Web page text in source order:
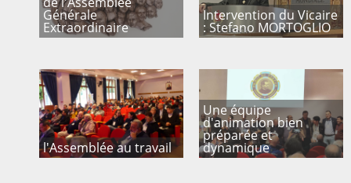
Archives
Contacts
Générale
Extraordinaire
Intervention du Vicaire
: Stefano MORTOGLIO
l'Assemblée au travail
Une équipe
d'animation bien
préparée et
dynamique